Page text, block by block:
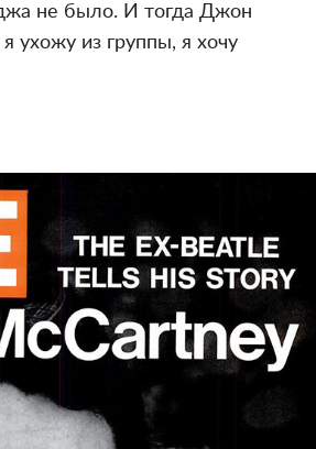
не было. И тогда Джон
я ухожу из группы, я хочу